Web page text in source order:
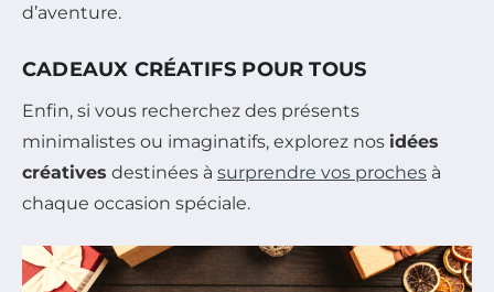
d’aventure.
CADEAUX CRÉATIFS POUR TOUS
Enfin, si vous recherchez des présents
minimalistes ou imaginatifs, explorez nos idées
créatives destinées à surprendre vos proches à
chaque occasion spéciale.